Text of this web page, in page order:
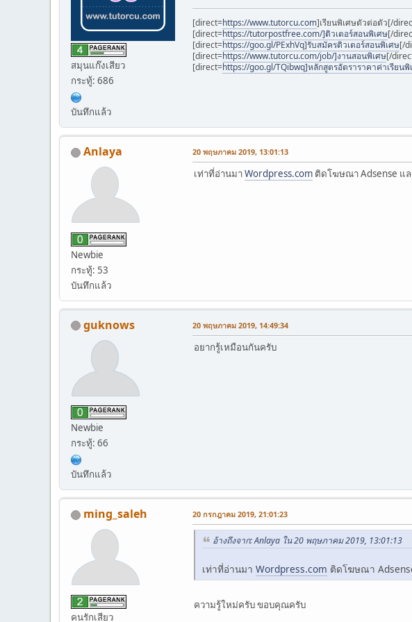
สมุนแก๊งเสียว
กระทู้: 686
บันทึกแล้ว
[direct=https://www.tutorcu.com]เรียนพิเศษตัวต่อตัว[/
[direct=https://tutorpostfree.com/]ติวเตอร์สอนพิเศษ[/
[direct=https://goo.gl/PExhVq]รับสมัครติวเตอร์สอนพิเศษ[/
[direct=https://www.tutorcu.com/job/]งานสอนพิเศษ[/
[direct=https://goo.gl/TQibwq]หลักสูตรอัตราราคาค่าเรียน
Anlaya
Newbie
กระทู้: 53
บันทึกแล้ว
20 พฤษภาคม 2019, 13:01:13
เท่าที่อ่านมาWordpress.com ติดโฆษณา Adsense แล
guknows
Newbie
กระทู้: 66
บันทึกแล้ว
20 พฤษภาคม 2019, 14:49:34
อยากรู้เหมือนกันครับ
ming_saleh
คนรักเสียว
20 กรกฎาคม 2019, 21:01:23
อ้างถึงจาก: Anlaya ใน 20 พฤษภาคม 2019, 13:01:13
เท่าที่อ่านมา Wordpress.com ติดโฆษณา
ความรู้ใหม่ครับ ขอบคุณครับ